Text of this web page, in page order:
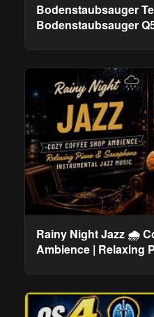
Bodenstaubsauger
Bodenstaubsauger
Rainy Night Jazz 🌧️
Ambience | Relaxing